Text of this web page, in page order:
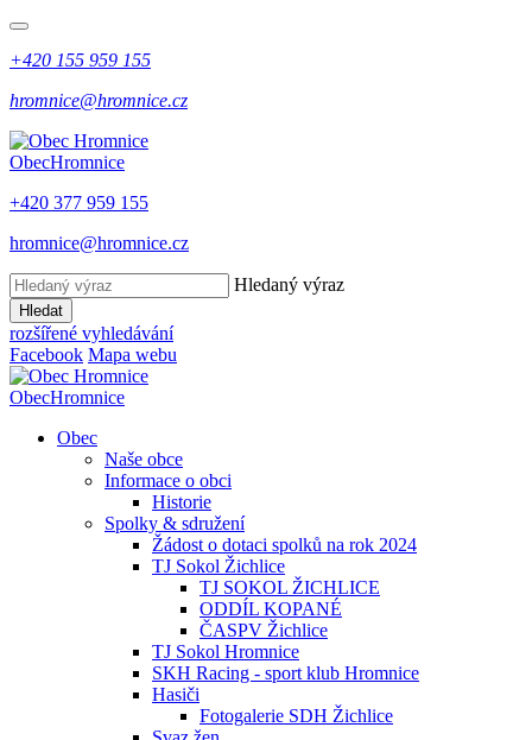
+420 155 959 155
hromnice@hromnice.cz
ObecHromnice
+420 377 959 155
hromnice@hromnice.cz
Hledaný výraz
Hledat
rozšířené vyhledávání
Facebook Mapa webu
ObecHromnice
Obec
Naše obce
Informace o obci
Historie
Spolky & sdružení
Žádost o dotaci spolků na rok 2024
TJ Sokol Žichlice
TJ SOKOL ŽICHLICE
ODDÍL KOPANÉ
ČASPV Žichlice
TJ Sokol Hromnice
SKH Racing - sport klub Hromnice
Hasiči
Fotogalerie SDH Žichlice